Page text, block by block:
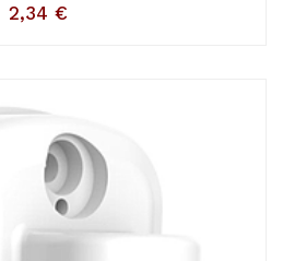
2,34 €